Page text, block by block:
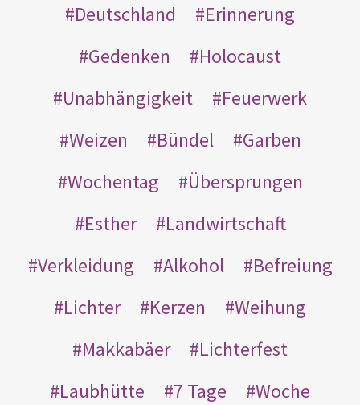
Deutschland
Erinnerung
Gedenken
Holocaust
Unabhängigkeit
Feuerwerk
Weizen
Bündel
Garben
Wochentag
Übersprungen
Esther
Landwirtschaft
Verkleidung
Alkohol
Befreiung
Lichter
Kerzen
Weihung
Makkabäer
Lichterfest
Laubhütte
7 Tage
Woche